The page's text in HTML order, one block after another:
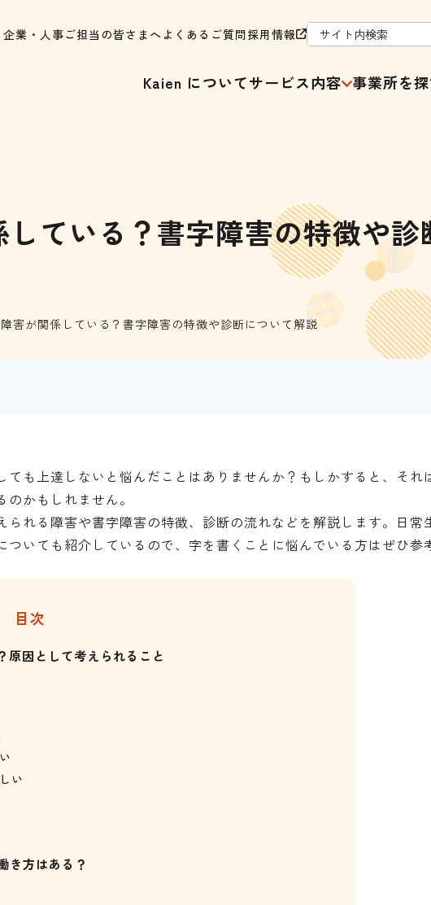
企業・人事ご担当の皆さまへ よくあるご質問採用情報
Kaien についてサービス内容 事業所を
ている？書字障害の特徴や
害が関係している？書字障害の特徴や診断について解説
ても上達しないと悩んだことはありませんか？もしかすると、それ
かもしれません。
れる障害や書字障害の特徴、診断の流れなどを解説します。日常
いても紹介しているので、字を書くことに悩んでいる方はぜひ参
目次
原因として考えられること
い
き方はある？